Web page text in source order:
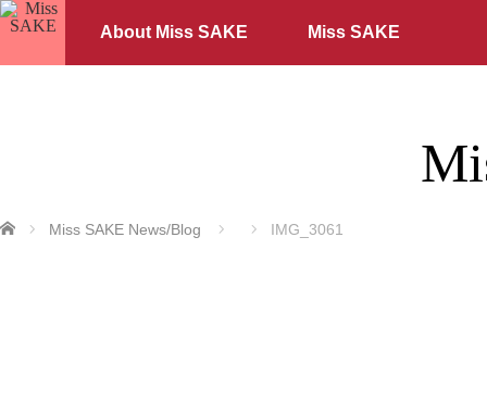
About Miss SAKE Miss SAKE
ホーム Miss SAKE News/Blog IMG_3061